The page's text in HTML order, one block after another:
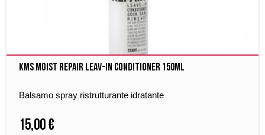
Kms Moist Repair Leav-in Conditioner 150ml
Balsamo spray ristrutturante idratante
15,00 €